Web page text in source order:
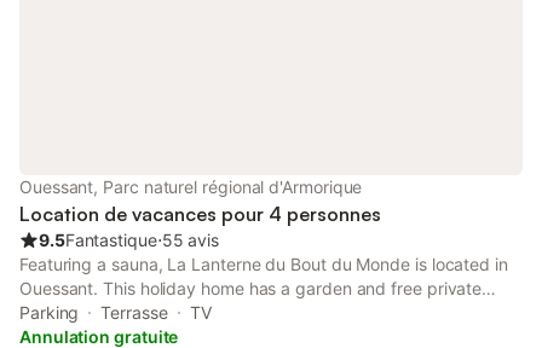
Ouessant, Parc naturel régional d'Armorique
Location de vacances pour 4 personnes
9.5Fantastique⋅55 avis
Featuring a sauna, La Lanterne du Bout du Monde is located in
Ouessant. This holiday home has a garden and free private
parking. Outdoor seating is also available at the holiday home.
Parking Terrasse
TV
Annulation gratuite